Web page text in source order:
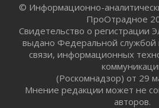
В Ивангороде назвали
граждан Ленинградской
02 августа 2026
Готовность №1
02 августа 2026
Километровые столбы
отправили на реставрацию
© Информационно-
ПроОтрадное
Свидетельство о
выдано Федеральной службой
связи, информационных
(Роскомнадзор) от 29
Мнение редакции может не
авторов.